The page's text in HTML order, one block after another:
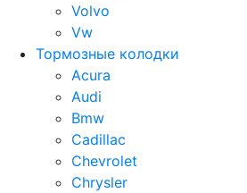
Volvo
Vw
Тормозные колодки
Acura
Audi
Bmw
Cadillac
Chevrolet
Chrysler